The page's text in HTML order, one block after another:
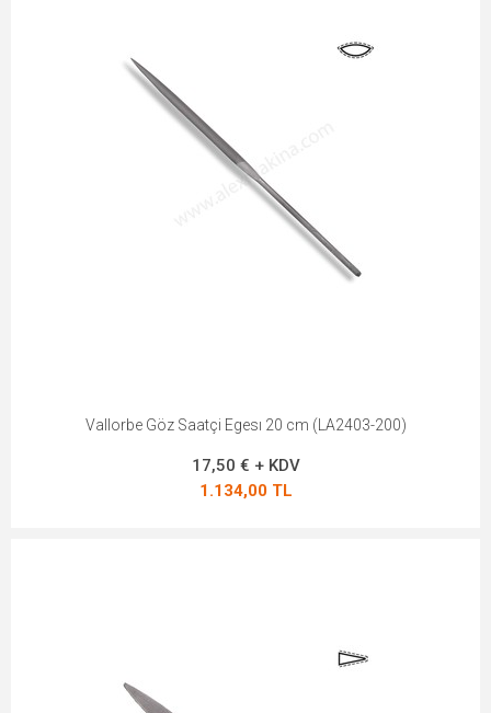
Vallorbe Göz Saatçi Egesı 20 cm (LA2403-200)
17,50 € + KDV
1.134,00 TL